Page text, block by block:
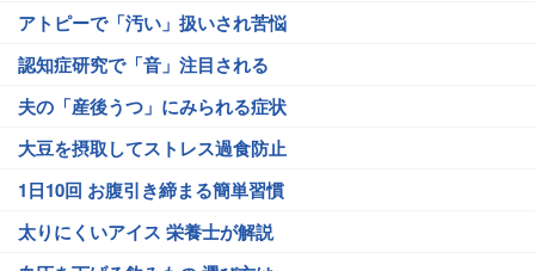
アトピーで「汚い」扱いされ苦悩
認知症研究で「音」注目される
夫の「産後うつ」にみられる症状
大豆を摂取してストレス過食防止
1日10回 お腹引き締まる簡単習慣
太りにくいアイス 栄養士が解説